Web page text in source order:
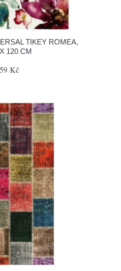
TIKEY ROMEA,
120 CM
Kč